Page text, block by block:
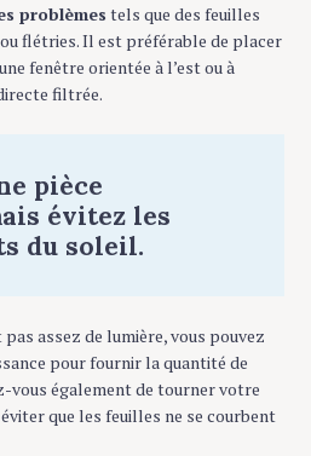
problèmes tels que des feuilles
flétries. Il est préférable de placer
fenêtre orientée à l’est ou à
filtrée.
pièce
évitez les
du soleil.
assez de lumière, vous pouvez
pour fournir la quantité de
vous également de tourner votre
que les feuilles ne se courbent